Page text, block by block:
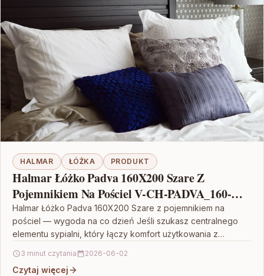
HALMAR ŁÓŻKA PRODUKT
Halmar Łóżko Padva 160X200 Szare Z
Pojemnikiem Na Pościel V-CH-PADVA_160-
LOZ
Halmar Łóżko Padva 160X200 Szare z pojemnikiem na
pościel — wygoda na co dzień Jeśli szukasz centralnego
elementu sypialni, który łączy komfort użytkowania z…
3 minut czytania 2026-06-02
Czytaj więcej